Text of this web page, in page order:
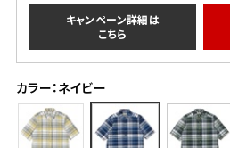
キャンペーン詳細は
こちら
カラー：ネイビー